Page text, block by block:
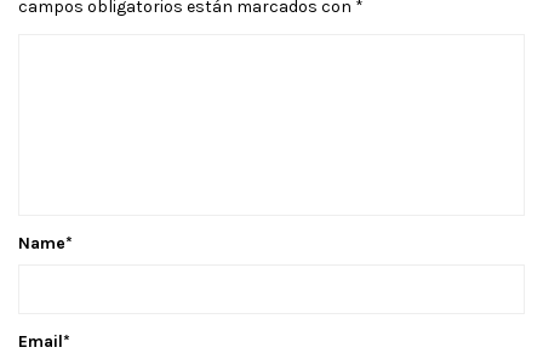
campos obligatorios están marcados con *
Name*
Email*